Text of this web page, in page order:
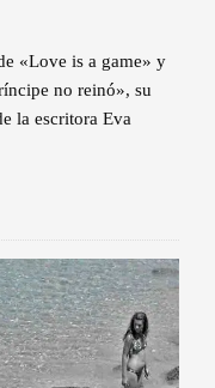
«Love is a game» y
no reinó», su
la escritora Eva